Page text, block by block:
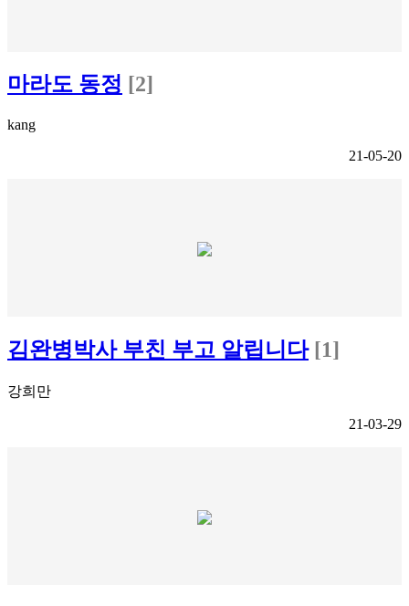
마라도 동정 [2]
kang
21-05-20
김완병박사 부친 부고 알립니다 [1]
강희만
21-03-29